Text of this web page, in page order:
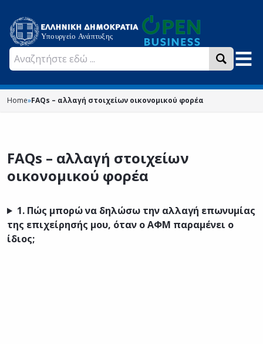
Home»FAQs – αλλαγή στοιχείων οικονομικού φορέα
FAQs – αλλαγή στοιχείων
οικονομικού φορέα
1. Πώς μπορώ να δηλώσω την αλλαγή επωνυμίας
της επιχείρησής μου, όταν ο ΑΦΜ παραμένει ο
ίδιος;